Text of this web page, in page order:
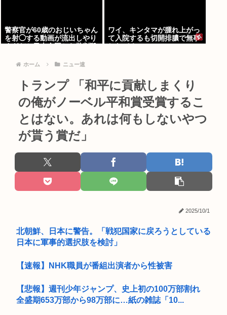
警察官が60歳のおじいちゃん
を射◯する動画が流出しやり
ワイ、キンタマが腫れ上がっ
て入院するも切開排膿で無事
ホーム ニュー速
トランプ 「和平に貢献しまくり
の俺がノーベル平和賞受賞するこ
とはない。あれは何もしないやつ
が貰う賞だ」
2025/10/1
北朝鮮、日本に警告。「戦犯国家に戻ろうとしている
日本に軍事的選択肢を検討」
【速報】NHK職員が番組出演者から性被害
【悲報】週刊少年ジャンプ、史上初の100万部割れ
全盛期653万部から98万部に…紙の雑誌「10...